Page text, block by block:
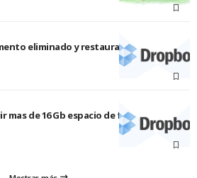
eliminado y restaurarlo en
mas de 16 Gb espacio de forma